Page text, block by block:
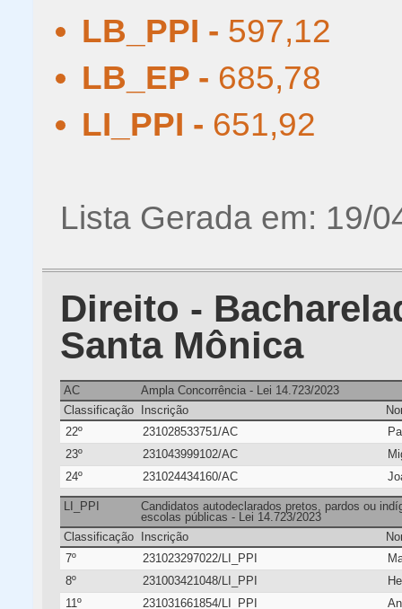
LB_PPI - 597,12
LB_EP - 685,78
LI_PPI - 651,92
Lista Gerada em: 19/
Direito -
Santa Mônica
AC
Ampla Concorrência - Lei 14.723/2023
Classificação
Inscrição
22º
231028533751/AC
23º
231043999102/AC
24º
231024434160/AC
LI_PPI
Candidatos autodeclarados pretos, pardos ou
escolas públicas - Lei 14.723/2023
Classificação
Inscrição
7º
231023297022/LI_PPI
8º
231003421048/LI_PPI
11º
231031661854/LI_PPI